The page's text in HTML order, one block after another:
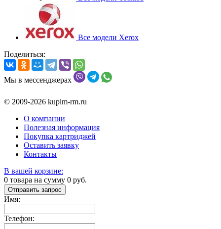
Все модели Xerox
Поделиться:
Мы в мессенджерах
© 2009-2026 kupim-rm.ru
О компании
Полезная информация
Покупка картриджей
Оставить заявку
Контакты
В вашей корзине:
0 товара на сумму 0 руб.
Отправить запрос
Имя:
Телефон: